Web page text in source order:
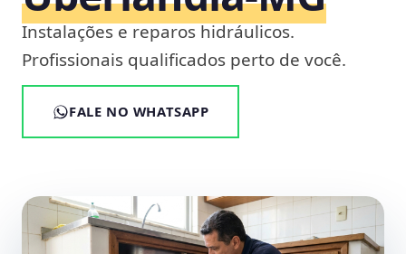
Instalações e reparos hidráulicos.
Profissionais qualificados perto de você.
FALE NO WHATSAPP